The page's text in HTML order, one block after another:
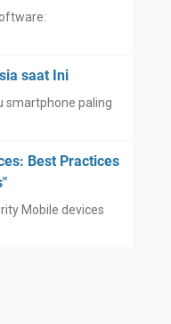
saat Ini
smartphone paling
Best Practices
Mobile devices